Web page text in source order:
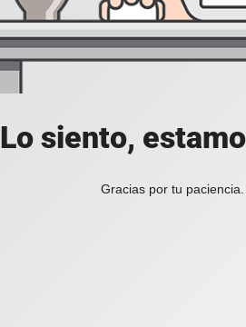
Lo siento,
Gracias por tu